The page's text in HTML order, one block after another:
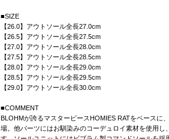
■SIZE
【26.0】アウトソール全長27.0cm
【26.5】アウトソール全長27.5cm
【27.0】アウトソール全長28.0cm
【27.5】アウトソール全長28.5cm
【28.0】アウトソール全長29.0cm
【28.5】アウトソール全長29.5cm
【29.0】アウトソール全長30.0cm
■COMMENT
BLOHMが誇るマスターピースHOMIES RATをベースに
場。他パーツにはお馴染みのコーデュロイ素材を使用